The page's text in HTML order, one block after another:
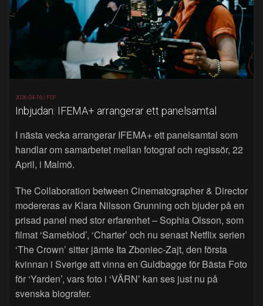
2026-04-16 | FSF
Inbjudan: IFEMA+ arrangerar ett panelsamtal
I nästa vecka arrangerar IFEMA+ ett panelsamtal som
handlar om samarbetet mellan fotograf och regissör, 22
April, i Malmö.
The Collaboration between Cinematographer & Director
modereras av Klara Nilsson Grunning och bjuder på en
prisad panel med stor erfarenhet – Sophia Olsson, som
filmat ‘Sameblod’, ‘Charter’ och nu senast Netflix serien
‘The Crown’ sitter jämte Ita Zboniec-Zajt, den första
kvinnan i Sverige att vinna en Guldbagge för Bästa Foto
för ‘Yarden’, vars foto i ‘VÄRN’ kan ses just nu på
svenska biografer.